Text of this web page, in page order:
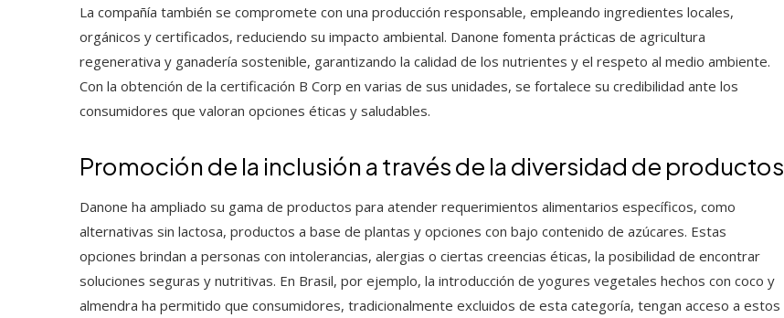
La compañía también se compromete con una producción responsable, empleando ingredientes locales,
orgánicos y certificados, reduciendo su impacto ambiental. Danone fomenta prácticas de agricultura
regenerativa y ganadería sostenible, garantizando la calidad de los nutrientes y el respeto al medio ambiente.
Con la obtención de la certificación B Corp en varias de sus unidades, se fortalece su credibilidad ante los
consumidores que valoran opciones éticas y saludables.
Promoción de la inclusión a través de la diversidad de productos
Danone ha ampliado su gama de productos para atender requerimientos alimentarios específicos, como
alternativas sin lactosa, productos a base de plantas y opciones con bajo contenido de azúcares. Estas
opciones brindan a personas con intolerancias, alergias o ciertas creencias éticas, la posibilidad de encontrar
soluciones seguras y nutritivas. En Brasil, por ejemplo, la introducción de yogures vegetales hechos con coco y
almendra ha permitido que consumidores, tradicionalmente excluidos de esta categoría, tengan acceso a estos